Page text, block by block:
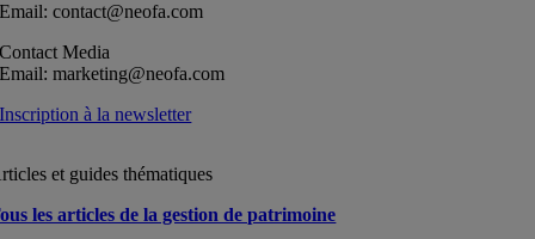
Email: contact@neofa.com
Contact Media
Email: marketing@neofa.com
Inscription à la newsletter
et guides thématiques
les articles de la gestion de patrimoine